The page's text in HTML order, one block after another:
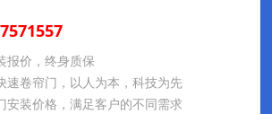
报价，终身质保
速卷帘门，以人为本，科技为先
安装价格，满足客户的不同需求